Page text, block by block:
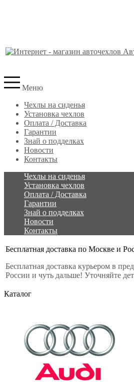
Меню
Чехлы на сиденья
Установка чехлов
Оплата / Доставка
Гарантии
Знай о подделках
Новости
Контакты
Чехлы на сиденья
Установка чехлов
Оплата / Доставка
Гарантии
Знай о подделках
Новости
Контакты
Бесплатная доставка по Москве и
Бесплатная доставка курьером в
России и чуть дальше! Уточняйте
Каталог